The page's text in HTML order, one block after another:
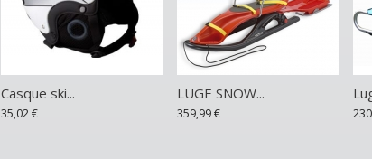
Casque ski...
35,02 €
LUGE SNOW...
359,99 €